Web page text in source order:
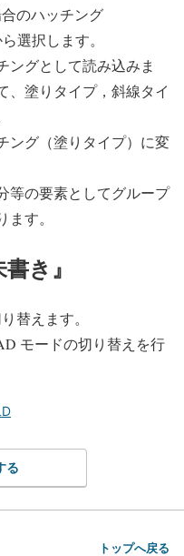
のハッチング
選択します。
グとして読み込みま
、塗りタイプ，斜線タイ
ング（塗りタイプ）に変
等の要素としてグループ
す。
き』
替えます。
モードの切り替えを行
る
トップへ戻る